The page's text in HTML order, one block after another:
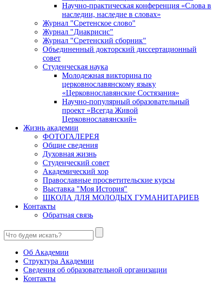
Научно-практическая конференция «Cлова в
наследии, наследие в словах»
Журнал "Сретенское слово"
Журнал "Диакрисис"
Журнал "Сретенский сборник"
Объединенный докторский диссертационный
совет
Студенческая наука
Молодежная викторина по
церковнославянскому языку
«Церковнославянские Состязания»
Научно-популярный образовательный
проект «Всегда Живой
Церковнославянский»
Жизнь академии
ФОТОГАЛЕРЕЯ
Общие сведения
Духовная жизнь
Студенческий совет
Академический хор
Православные просветительские курсы
Выставка "Моя История"
ШКОЛА ДЛЯ МОЛОДЫХ ГУМАНИТАРИЕВ
Контакты
Обратная связь
Об Академии
Структура Академии
Сведения об образовательной организации
Контакты